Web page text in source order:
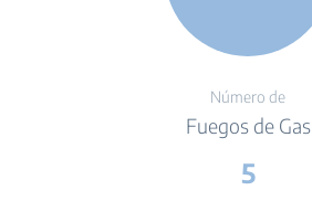
Número de
Fuegos de Gas
5